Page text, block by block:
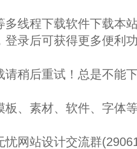
线程下载软件下载本
录后可获得更多便利
稍后重试！总是不能
、素材、软件、字体
网站设计交流群